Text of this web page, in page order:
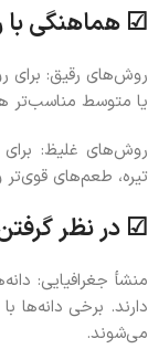
☑ هماهنگی
روش‌های رقیق: برای
یا متوسط مناسب‌تر
روش‌های غلیظ:
تیره، طعم‌های قوی‌تر
☑ در نظر
منشأ جغرافیایی:
دارند. برخی دانه‌ها
می‌شوند.